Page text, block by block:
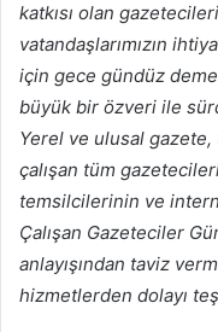
katkısı olan
vatandaşlarımızın
için gece gündüz
büyük bir özveri ile
Yerel ve ulusal gazete,
çalışan tüm
temsilcilerinin ve
Çalışan Gazeteciler
anlayışından taviz
hizmetlerden dolayı